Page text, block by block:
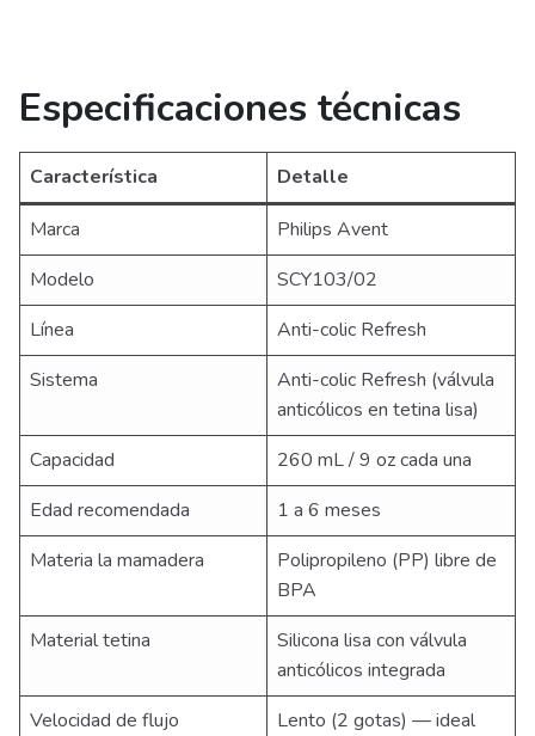
Especificaciones técnicas
Característica
Detalle
Marca
Philips Avent
Modelo
SCY103/02
Línea
Anti-colic Refresh
Sistema
Anti-colic Refresh (válvula
anticólicos en tetina lisa)
Capacidad
260 mL / 9 oz cada una
Edad recomendada
1 a 6 meses
Materia la mamadera
Polipropileno (PP) libre de
BPA
Material tetina
Silicona lisa con válvula
anticólicos integrada
Velocidad de flujo
Lento (2 gotas) — ideal